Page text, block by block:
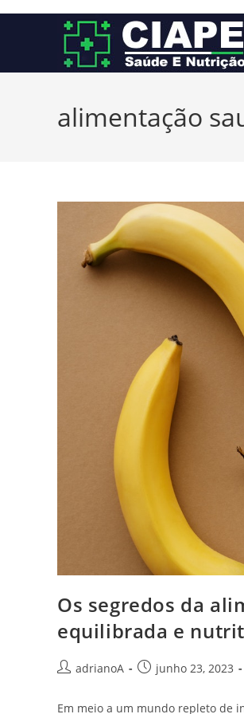
conteúdo
alimentação
Os segredos da
equilibrada e
AutoradrianoA
Postjunho 23, 2023
Em meio a um mundo repleto de